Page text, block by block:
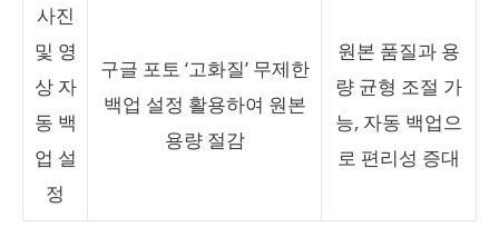
사진
및 영
상 자
동 백
업 설
정
구글 포토 ‘고화질’ 무제한
백업 설정 활용하여 원본
용량 절감
원본 품질과 용
량 균형 조절 가
능, 자동 백업으
로 편리성 증대